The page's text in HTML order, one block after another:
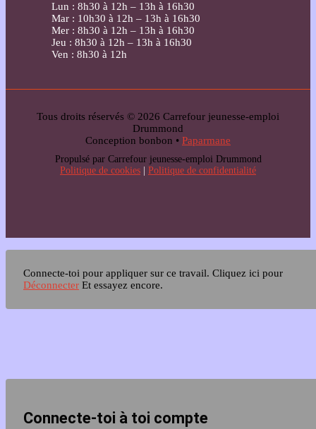
Lun : 8h30 à 12h – 13h à 16h30
Mar : 10h30 à 12h – 13h à 16h30
Mer : 8h30 à 12h – 13h à 16h30
Jeu : 8h30 à 12h – 13h à 16h30
Ven : 8h30 à 12h
Tous droits réservés © 2026 Carrefour jeunesse-emploi
Drummond
Conception bonbon • Paparmane
Propulsé par Carrefour jeunesse-emploi Drummond
Politique de cookies
Politique de confidentialité
Connecte-toi pour appliquer sur ce travail. Cliquez ici pour
Déconnecter Et essayez encore.
Connecte-toi à toi compte